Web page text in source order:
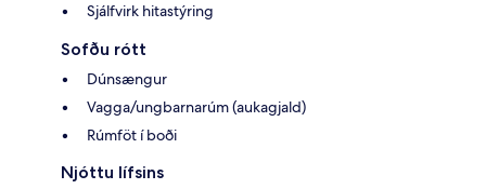
Sjálfvirk hitastýring
Sofðu rótt
Dúnsængur
Vagga/ungbarnarúm (aukagjald)
Rúmföt í boði
Njóttu lífsins